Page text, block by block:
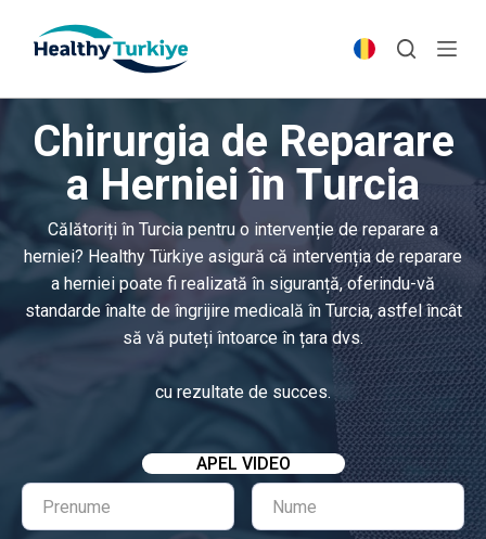
p
t
n
Chirurgia de Reparare
a Herniei în Turcia
Călătoriți în Turcia pentru o intervenție de reparare a
herniei? Healthy Türkiye asigură că intervenția de reparare
a herniei poate fi realizată în siguranță, oferindu-vă
standarde înalte de îngrijire medicală în Turcia, astfel încât
să vă puteți întoarce în țara dvs.
cu rezultate de succes.
APEL VIDEO